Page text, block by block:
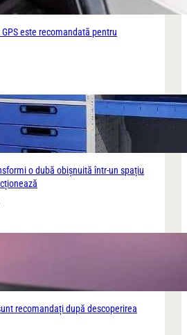
este recomandată pentru
o dubă obișnuită într-un spațiu
recomandați după descoperirea